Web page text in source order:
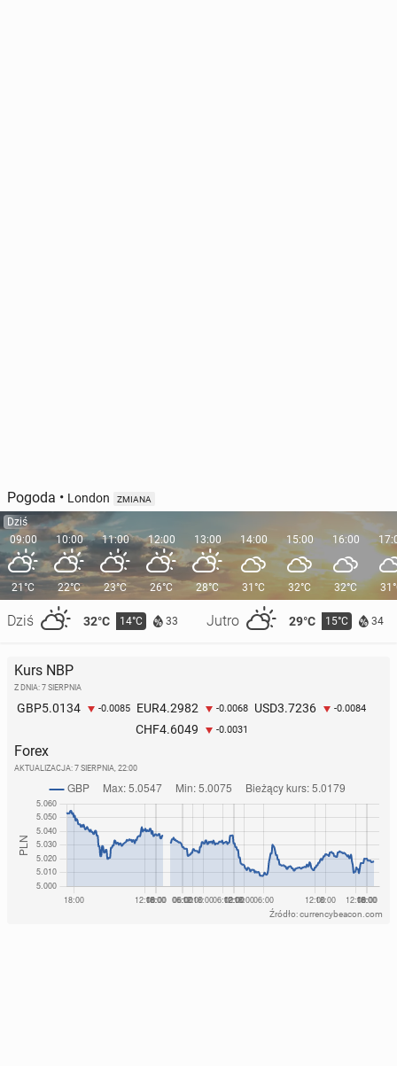
Pogoda • London ZMIANA
Dziś
09:00
21°C
Dziś 32°C 14°C 33 Jutro 29°C 15°C 34
10:00
22°C
11:00
23°C
12:00
26°C
13:00
28°C
14:00
31°C
15:00
32°C
16:00
32°C
Kurs NBP
Z DNIA: 7 SIERPNIA
GBP5.0134 -0.0085 EUR4.2982 -0.0068 USD3.7236 -0.0084
CHF4.6049 -0.0031
Forex
AKTUALIZACJA: 7 SIERPNIA, 22:00
Źródło: currencybeacon.com